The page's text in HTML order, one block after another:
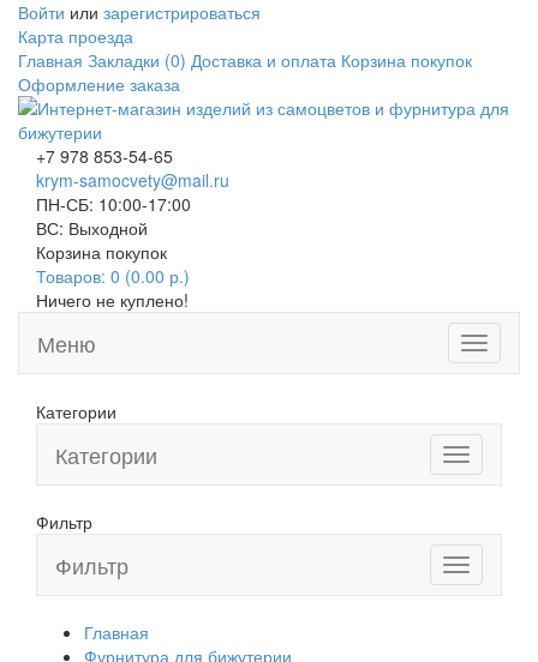
Войти или зарегистрироваться
Карта проезда
Главная Закладки (0) Доставка и оплата Корзина покупок
Оформление заказа
+7 978 853-54-65
krym-samocvety@mail.ru
ПН-СБ: 10:00-17:00
ВС: Выходной
Корзина покупок
Товаров: 0 (0.00 р.)
Ничего не куплено!
Toggle
Меню
Категории
Toggle
navigation
Категории
Фильтр
Toggle
navigation
Фильтр
Главная
Фурнитура для бижутерии